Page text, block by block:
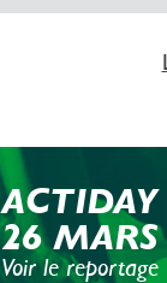
26 MARS
Voir le reportage